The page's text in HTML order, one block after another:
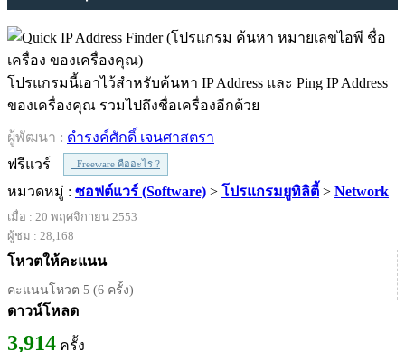
โปรแกรมนี้เอาไว้สำหรับค้นหา IP Address และ Ping IP Address
ของเครื่องคุณ รวมไปถึงชื่อเครื่องอีกด้วย
ผู้พัฒนา : ดำรงค์ศักดิ์ เจนศาสตรา
ฟรีแวร์
Freeware คืออะไร ?
หมวดหมู่ : ซอฟต์แวร์ (Software) > โปรแกรมยูทิลิตี้ > Network
เมื่อ : 20 พฤศจิกายน 2553
ผู้ชม : 28,168
โหวตให้คะแนน
คะแนนโหวต 5 (6 ครั้ง)
ดาวน์โหลด
3,914 ครั้ง